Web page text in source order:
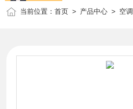
当前位置：首页 > 产品中心 > 空